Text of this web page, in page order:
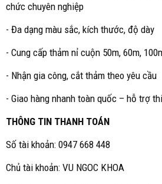
chức chuyên nghiệp
- Đa dạng màu sắc, kích thước, độ dày
- Cung cấp thảm nỉ cuộn 50m, 60m,
- Nhận gia công, cắt thảm theo yêu cầu
- Giao hàng nhanh toàn quốc – hỗ trợ
THÔNG TIN THANH TOÁN
Số tài khoản: 0947 668 448
Chủ tài khoản: VU NGOC KHOA